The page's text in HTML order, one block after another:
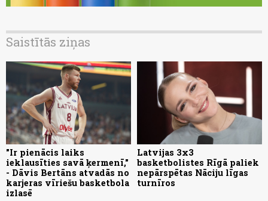
Saistītās ziņas
"Ir pienācis laiks
ieklausīties savā ķermenī,"
- Dāvis Bertāns atvadās no
karjeras vīriešu basketbola
izlasē
Latvijas 3x3
basketbolistes Rīgā paliek
nepārspētas Nāciju līgas
turnīros